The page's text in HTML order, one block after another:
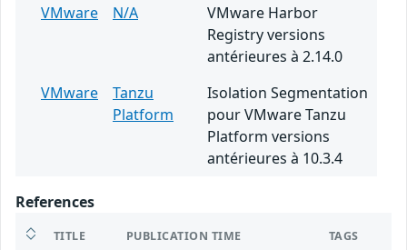
VMware
N/A
VMware Harbor
Registry versions
antérieures à 2.14.0
VMware
Tanzu
Platform
Isolation Segmentation
pour VMware Tanzu
Platform versions
antérieures à 10.3.4
References
TITLE PUBLICATION TIME TAGS